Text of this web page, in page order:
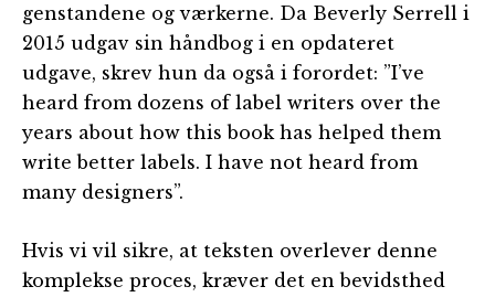
genstandene og værkerne. Da Beverly Serrell i
2015 udgav sin håndbog i en opdateret
udgave, skrev hun da også i forordet: ”I’ve
heard from dozens of label writers over the
years about how this book has helped them
write better labels. I have not heard from
many designers”.
Hvis vi vil sikre, at teksten overlever denne
komplekse proces, kræver det en bevidsthed